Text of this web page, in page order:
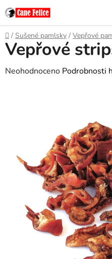
Přejít
na
obsah
Domů
/ Sušené pamlsky / Vepřové
Vepřové
Průměrné
hvězdiček.
Neohodnoceno Podrobnosti